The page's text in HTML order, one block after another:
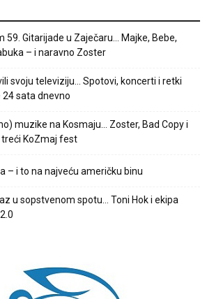
59. Gitarijade u Zaječaru… Majke, Bebe,
– i naravno Zoster
svoju televiziju… Spotovi, koncerti i retki
sata dnevno
muzike na Kosmaju… Zoster, Bad Copy i
treći KoZmaj fest
– i to na najveću američku binu
u sopstvenom spotu… Toni Hok i ekipa